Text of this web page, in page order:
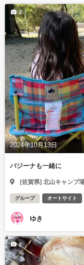
2024年10月13日
2
バジーナも一緒に
[佐賀県] 北山キャンプ
グループ オートサイト
ゆき
2